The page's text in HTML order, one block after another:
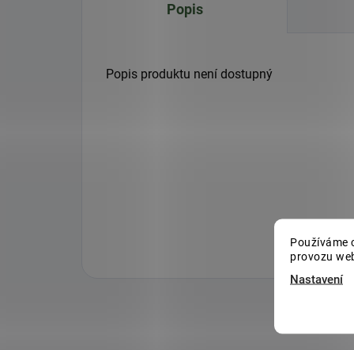
Používáme
provozu
Nastavení
Popis
Popis produktu není dostupný